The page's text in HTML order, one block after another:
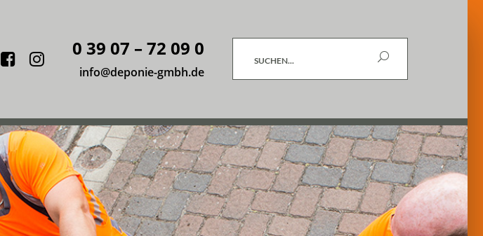
Facebook
Instagram
0 39 07 – 72 09 0
info@deponie-gmbh.de
Suchen